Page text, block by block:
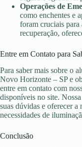
Operações de
como enchentes e
foram cruciais para
recuperação,
Entre em Contato para
Para saber mais sobre o
Novo Horizonte – SP e
entre em contato com
disponíveis no site.
suas dúvidas e oferecer a
necessidades de
Conclusão